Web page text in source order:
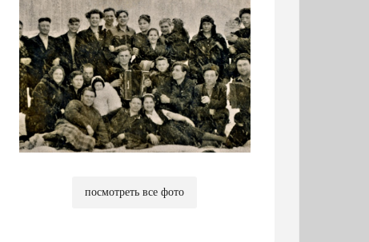
посмотреть все фото